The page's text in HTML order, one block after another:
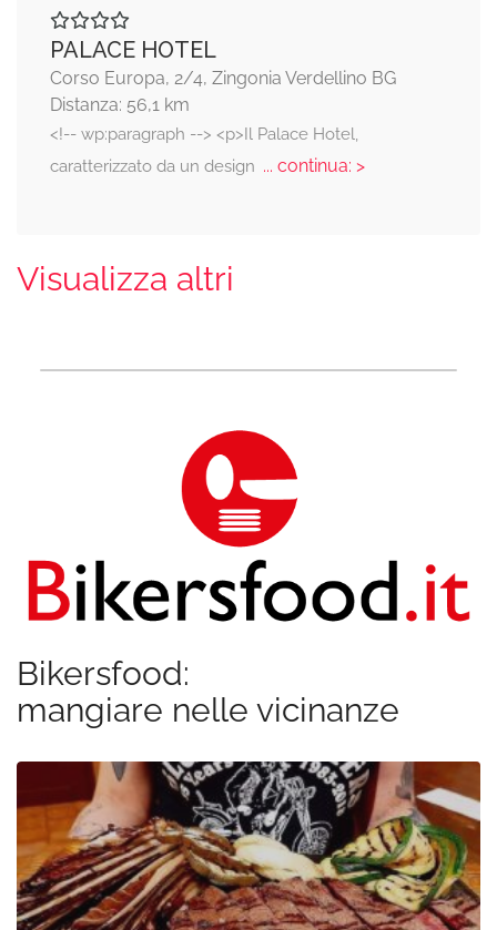
PALACE HOTEL
Corso Europa, 2/4, Zingonia Verdellino BG
Distanza: 56,1 km
<!-- wp:paragraph --> <p>Il Palace Hotel,
caratterizzato da un design ... continua: >
Visualizza altri
Bikersfood:
mangiare nelle vicinanze